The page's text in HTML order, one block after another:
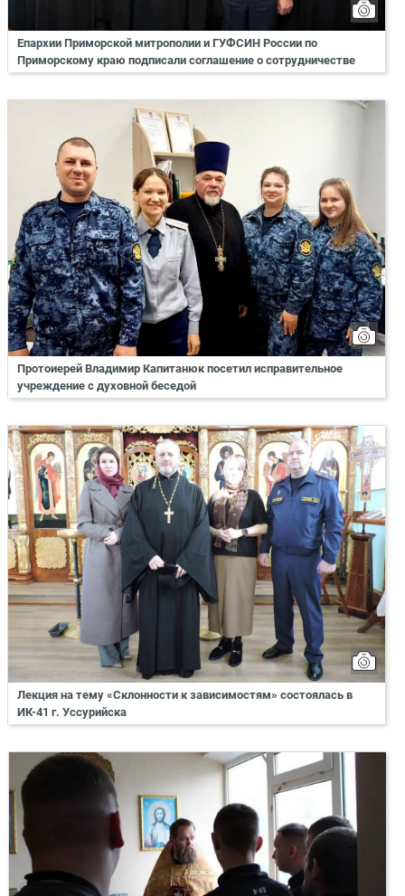
Епархии Приморской митрополии и ГУФСИН России по
Приморскому краю подписали соглашение о сотрудничестве
Протоиерей Владимир Капитанюк посетил исправительное
учреждение с духовной беседой
Лекция на тему «Склонности к зависимостям» состоялась в
ИК-41 г. Уссурийска